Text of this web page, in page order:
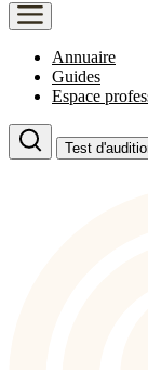
Annuaire
Guides
Espace
Test